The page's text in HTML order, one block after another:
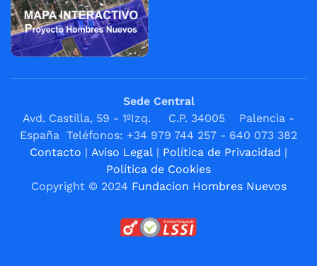
Sede Central
Avd. Castilla, 59 - 1ºIzq. C.P. 34005 Palencia -
España Teléfonos: +34 979 744 257 - 640 073 382
Contacto | Aviso Legal | Política de Privacidad |
Política de Cookies
Copyright © 2024 Fundacion Hombres Nuevos